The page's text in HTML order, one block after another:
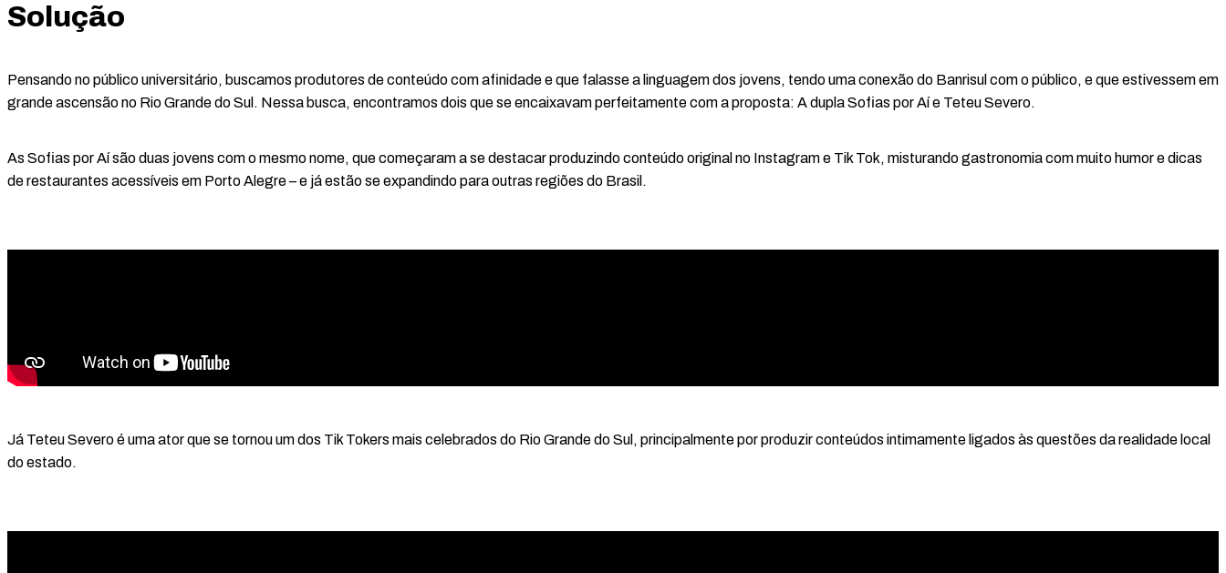
Solução
Pensando no público universitário, buscamos produtores de conteúdo com afinidade e que falasse a linguagem dos jovens, tendo uma conexão do Banrisul com o público, e que estivessem em
grande ascensão no Rio Grande do Sul. Nessa busca, encontramos dois que se encaixavam perfeitamente com a proposta: A dupla Sofias por Aí e Teteu Severo.
As Sofias por Aí são duas jovens com o mesmo nome, que começaram a se destacar produzindo conteúdo original no Instagram e Tik Tok, misturando gastronomia com muito humor e dicas
de restaurantes acessíveis em Porto Alegre – e já estão se expandindo para outras regiões do Brasil.
Já Teteu Severo é uma ator que se tornou um dos Tik Tokers mais celebrados do Rio Grande do Sul, principalmente por produzir conteúdos intimamente ligados às questões da realidade local
do estado.